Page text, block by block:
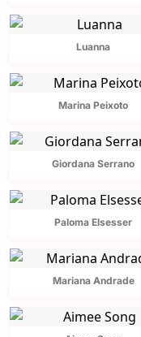
Luanna
Marina Peixoto
Giordana Serrano
Paloma Elsesser
Mariana Andrade